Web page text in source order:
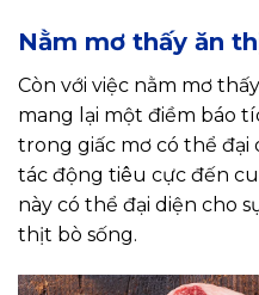
Nằm mơ thấy ăn
Còn với việc nằm mơ
mang lại một điềm báo
trong giấc mơ có thể đại
tác động tiêu cực đến
này có thể đại diện cho
thịt bò sống.